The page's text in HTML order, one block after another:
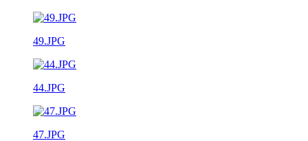
49.JPG
44.JPG
47.JPG